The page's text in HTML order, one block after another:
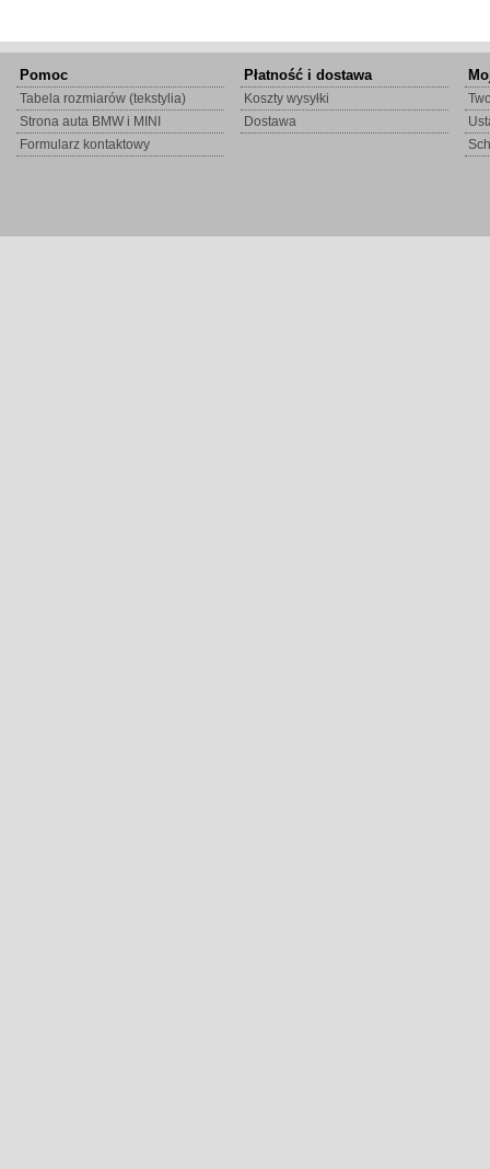
Pomoc
Tabela rozmiarów (tekstylia)
Strona auta BMW i MINI
Formularz kontaktowy
Płatność i dostawa
Koszty wysyłki
Dostawa